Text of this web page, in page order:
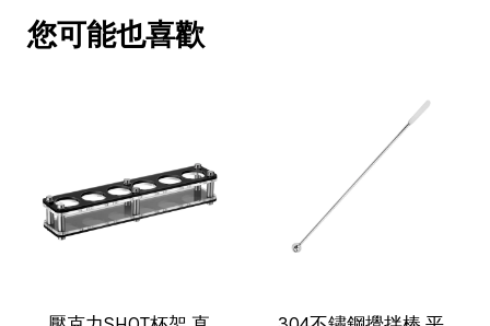
這購買。希望賣家能多選賣更多商
您可能也喜歡